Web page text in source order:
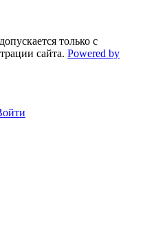
только с
сайта. Powered by